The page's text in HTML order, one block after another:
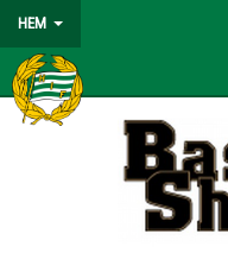
HEM
HEM